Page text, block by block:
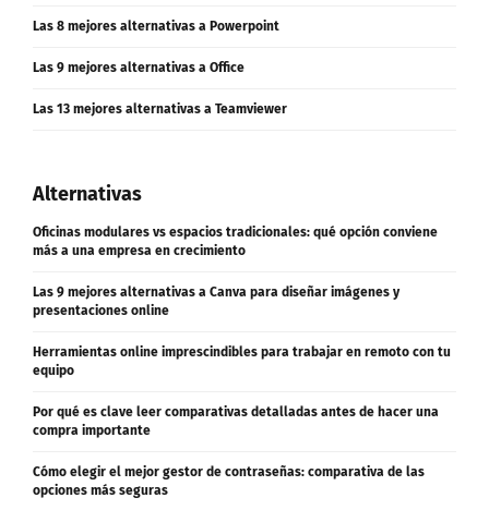
Las 8 mejores alternativas a Powerpoint
Las 9 mejores alternativas a Office
Las 13 mejores alternativas a Teamviewer
Alternativas
Oficinas modulares vs espacios tradicionales: qué opción conviene
más a una empresa en crecimiento
Las 9 mejores alternativas a Canva para diseñar imágenes y
presentaciones online
Herramientas online imprescindibles para trabajar en remoto con tu
equipo
Por qué es clave leer comparativas detalladas antes de hacer una
compra importante
Cómo elegir el mejor gestor de contraseñas: comparativa de las
opciones más seguras